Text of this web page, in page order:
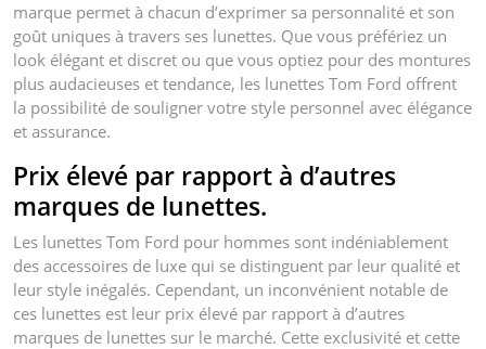
marque permet à chacun d’exprimer sa personnalité et son
goût uniques à travers ses lunettes. Que vous préfériez un
look élégant et discret ou que vous optiez pour des montures
plus audacieuses et tendance, les lunettes Tom Ford offrent
la possibilité de souligner votre style personnel avec élégance
et assurance.
Prix élevé par rapport à d’autres
marques de lunettes.
Les lunettes Tom Ford pour hommes sont indéniablement
des accessoires de luxe qui se distinguent par leur qualité et
leur style inégalés. Cependant, un inconvénient notable de
ces lunettes est leur prix élevé par rapport à d’autres
marques de lunettes sur le marché. Cette exclusivité et cette